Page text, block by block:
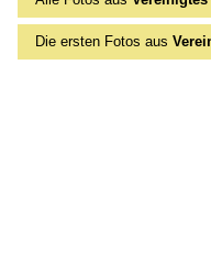
Die ersten Fotos aus